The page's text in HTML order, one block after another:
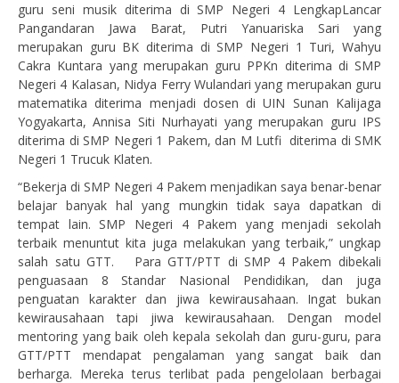
guru seni musik diterima di SMP Negeri 4 LengkapLancar
Pangandaran Jawa Barat, Putri Yanuariska Sari yang
merupakan guru BK diterima di SMP Negeri 1 Turi, Wahyu
Cakra Kuntara yang merupakan guru PPKn diterima di SMP
Negeri 4 Kalasan, Nidya Ferry Wulandari yang merupakan guru
matematika diterima menjadi dosen di UIN Sunan Kalijaga
Yogyakarta, Annisa Siti Nurhayati yang merupakan guru IPS
diterima di SMP Negeri 1 Pakem, dan M Lutfi diterima di SMK
Negeri 1 Trucuk Klaten.
“Bekerja di SMP Negeri 4 Pakem menjadikan saya benar-benar
belajar banyak hal yang mungkin tidak saya dapatkan di
tempat lain. SMP Negeri 4 Pakem yang menjadi sekolah
terbaik menuntut kita juga melakukan yang terbaik,” ungkap
salah satu GTT. Para GTT/PTT di SMP 4 Pakem dibekali
penguasaan 8 Standar Nasional Pendidikan, dan juga
penguatan karakter dan jiwa kewirausahaan. Ingat bukan
kewirausahaan tapi jiwa kewirausahaan. Dengan model
mentoring yang baik oleh kepala sekolah dan guru-guru, para
GTT/PTT mendapat pengalaman yang sangat baik dan
berharga. Mereka terus terlibat pada pengelolaan berbagai